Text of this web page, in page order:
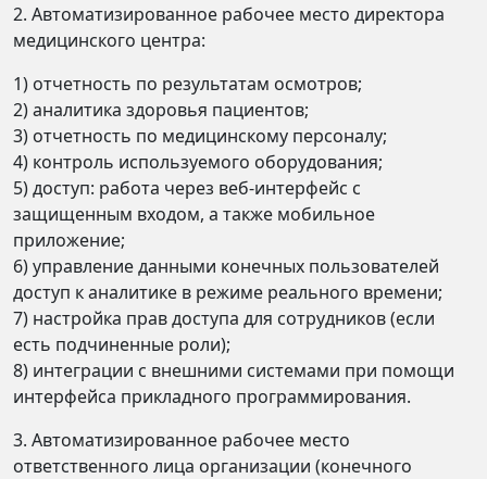
2. Автоматизированное рабочее место директора
медицинского центра:
1) отчетность по результатам осмотров;
2) аналитика здоровья пациентов;
3) отчетность по медицинскому персоналу;
4) контроль используемого оборудования;
5) доступ: работа через веб-интерфейс с
защищенным входом, а также мобильное
приложение;
6) управление данными конечных пользователей
доступ к аналитике в режиме реального времени;
7) настройка прав доступа для сотрудников (если
есть подчиненные роли);
8) интеграции с внешними системами при помощи
интерфейса прикладного программирования.
3. Автоматизированное рабочее место
ответственного лица организации (конечного